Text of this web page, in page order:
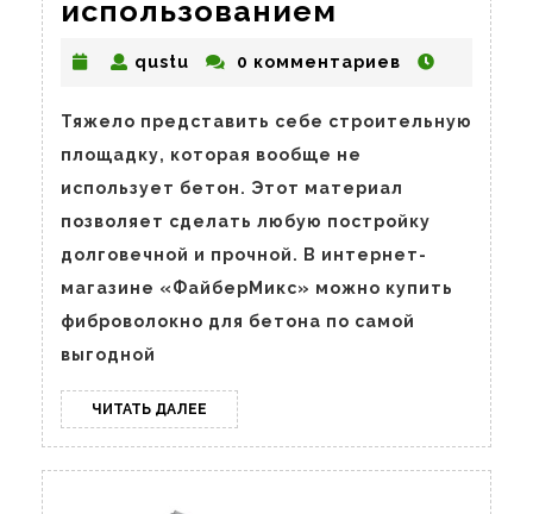
использованием
бетона:
материала
с
его
qustu qustu0 комментариев
Тяжело представить себе строительную
площадку, которая вообще не
использует бетон. Этот материал
позволяет сделать любую постройку
долговечной и прочной. В интернет-
магазине «ФайберМикс» можно купить
фиброволокно для бетона по самой
выгодной
ЧИТАТЬ ДАЛЕЕ ЧИТАТЬ
ДАЛЕЕ